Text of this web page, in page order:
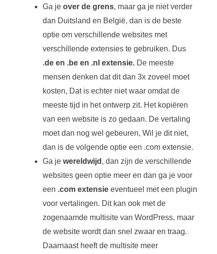
Ga je over de grens, maar ga je niet verder
dan Duitsland en België, dan is de beste
optie om verschillende websites met
verschillende extensies te gebruiken. Dus
.de en .be en .nl extensie. De meeste
mensen denken dat dit dan 3x zoveel moet
kosten, Dat is echter niet waar omdat de
meeste tijd in het ontwerp zit. Het kopiëren
van een website is zo gedaan. De vertaling
moet dan nog wel gebeuren, Wil je dit niet,
dan is de volgende optie een .com extensie.
Ga je wereldwijd , dan zijn de verschillende
websites geen optie meer en dan ga je voor
een .com extensie eventueel met een plugin
voor vertalingen. Dit kan ook met de
zogenaamde multisite van WordPress, maar
de website wordt dan snel zwaar en traag.
Daarnaast heeft de multisite meer